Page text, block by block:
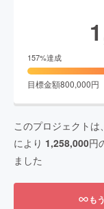
157%達成
目標金額800,000円
このプロジェクトは、
により 1,258,000円
ました
も